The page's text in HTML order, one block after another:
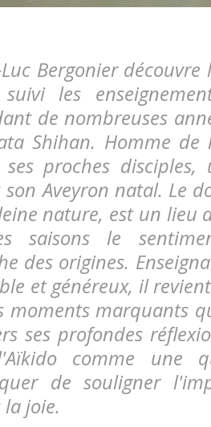
Luc Bergonier découvre
les
de nombreuses
Shihan. Homme
ses proches
son Aveyron natal. Le
nature, est un lieu
saisons le
des origines.
et généreux, il
moments marquants
ses profondes
comme une
de souligner
la joie.